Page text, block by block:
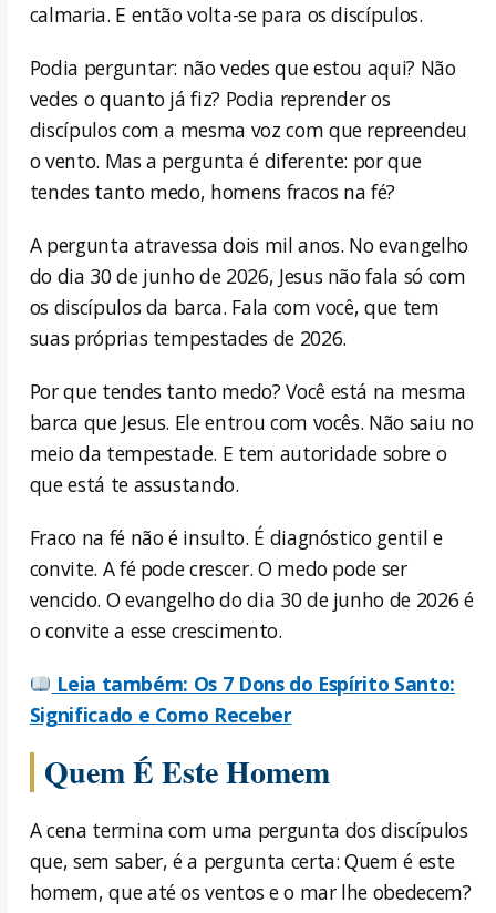
calmaria. E então volta-se para os discípulos.
Podia perguntar: não vedes que estou aqui? Não
vedes o quanto já fiz? Podia reprender os
discípulos com a mesma voz com que repreendeu
o vento. Mas a pergunta é diferente: por que
tendes tanto medo, homens fracos na fé?
A pergunta atravessa dois mil anos. No evangelho
do dia 30 de junho de 2026, Jesus não fala só com
os discípulos da barca. Fala com você, que tem
suas próprias tempestades de 2026.
Por que tendes tanto medo? Você está na mesma
barca que Jesus. Ele entrou com vocês. Não saiu no
meio da tempestade. E tem autoridade sobre o
que está te assustando.
Fraco na fé não é insulto. É diagnóstico gentil e
convite. A fé pode crescer. O medo pode ser
vencido. O evangelho do dia 30 de junho de 2026 é
o convite a esse crescimento.
Leia também: Os 7 Dons do Espírito Santo:
Significado e Como Receber
Quem É Este Homem
A cena termina com uma pergunta dos discípulos
que, sem saber, é a pergunta certa: Quem é este
homem, que até os ventos e o mar lhe obedecem?